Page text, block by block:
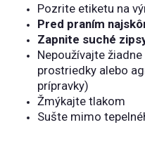
Pozrite etiketu na
Pred praním
Zapnite suché
Nepoužívajte
prostriedky alebo
prípravky)
Žmýkajte tlakom
Sušte mimo